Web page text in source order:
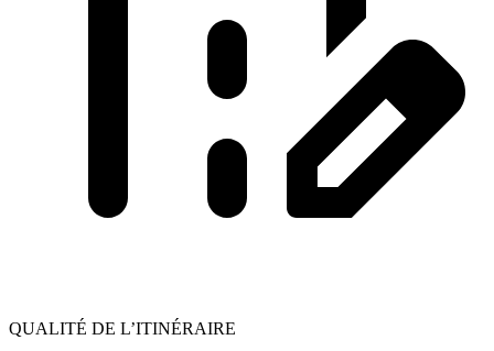
QUALITÉ DE L’ITINÉRAIRE